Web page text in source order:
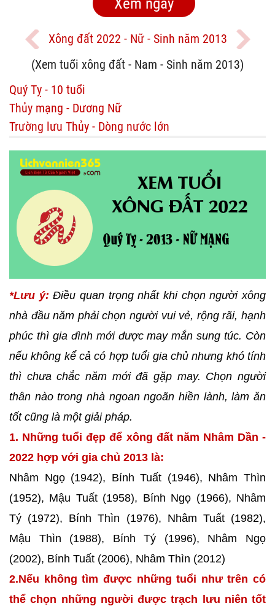
Xông đất 2022 - Nữ - Sinh năm 2013
(Xem tuổi xông đất - Nam - Sinh năm 2013)
Quý Tỵ - 10 tuổi
Thủy mạng - Dương Nữ
Trường lưu Thủy - Dòng nước lớn
*Lưu ý: Điều quan trọng nhất khi chọn người xông
nhà đầu năm phải chọn người vui vẻ, rộng rãi, hạnh
phúc thì gia đình mới được may mắn sung túc. Còn
nếu không kể cả có hợp tuổi gia chủ nhưng khó tính
thì chưa chắc năm mới đã gặp may. Chọn người
thân nào trong nhà ngoan ngoãn hiền lành, làm ăn
tốt cũng là một giải pháp.
1. Những tuổi đẹp để xông đất năm Nhâm Dần -
2022 hợp với gia chủ 2013 là:
Nhâm Ngọ (1942), Bính Tuất (1946), Nhâm Thìn
(1952), Mậu Tuất (1958), Bính Ngọ (1966), Nhâm
Tý (1972), Bính Thìn (1976), Nhâm Tuất (1982),
Mậu Thìn (1988), Bính Tý (1996), Nhâm Ngọ
(2002), Bính Tuất (2006), Nhâm Thìn (2012)
2.Nếu không tìm được những tuổi như trên có
thể chọn những người được trạch lưu niên tốt